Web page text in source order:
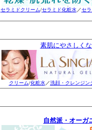
セラミドクリーム/セラミド化粧水 ／セ
素肌にやさしく
クリーム/化粧水 ／洗顔・クレンジン
自然派・オーガ